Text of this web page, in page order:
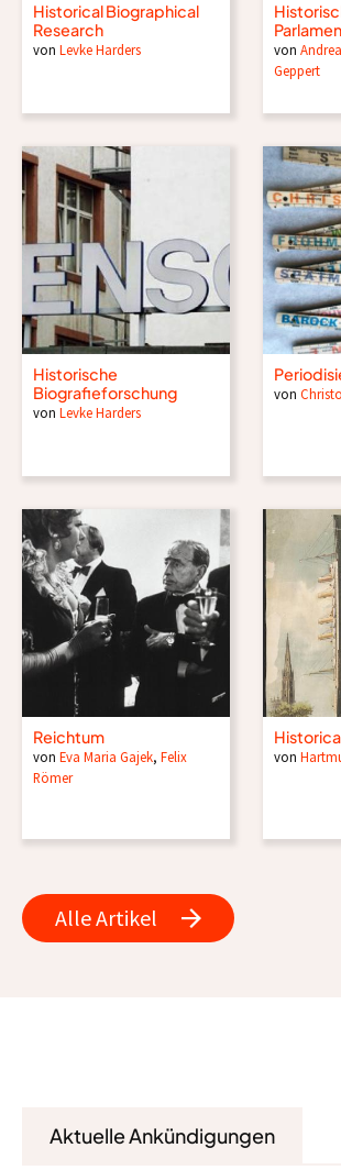
Historical Biographical
Research
von Levke Harders von
Geppert
Historische
Biografieforschung
von Levke Harders
von
Reichtum
von Eva Maria Gajek, Felix
Römer
von
Alle Artikel
Aktuelle Ankündigungen